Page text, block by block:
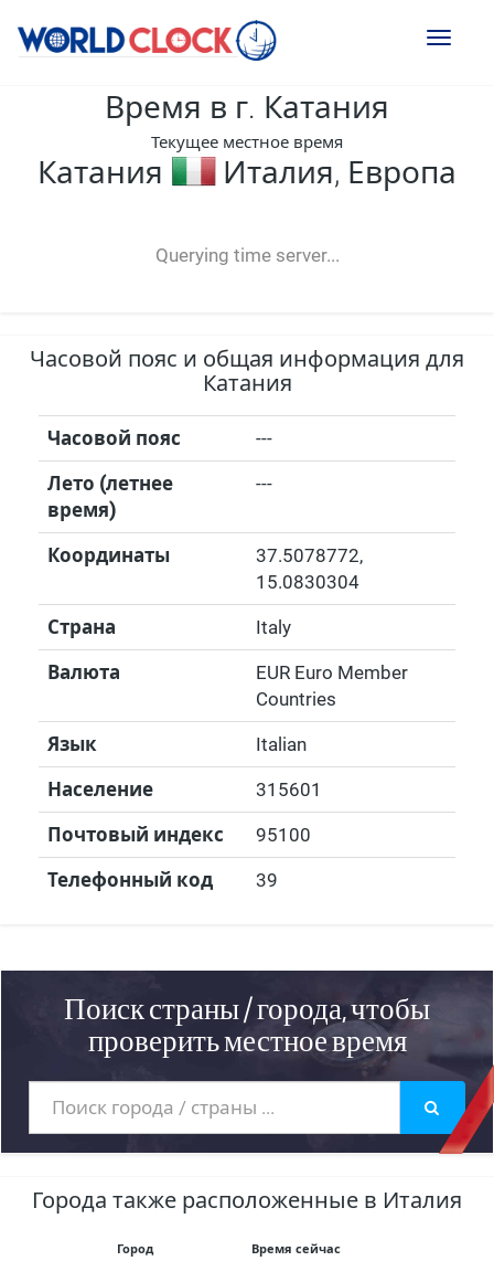
Toggle
Время в г. Катания
Текущее местное время
Катания Италия, Европа
Querying time server...
-- ---- ----
Часовой пояс и общая информация для
Катания
Часовой пояс ---
Лето (летнее
время)
---
Координаты 37.5078772,
15.0830304
Страна Italy
Валюта
EUR Euro Member
Countries
Язык Italian
Население 315601
Почтовый индекс 95100
Телефонный код 39
Поиск страны / города, чтобы
проверить местное время
Города также расположенные в Италия
Город Время сейчас